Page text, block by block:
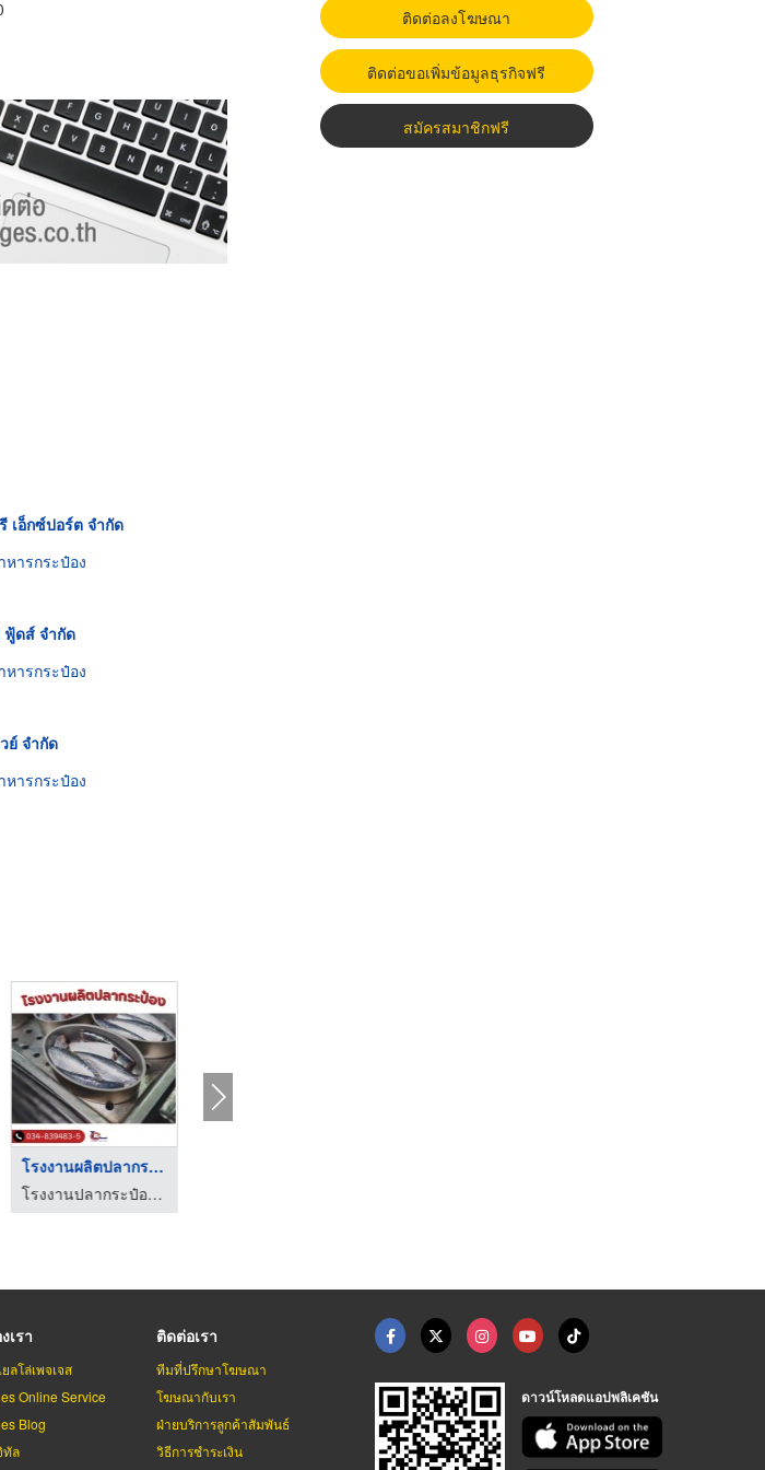
เอ็กซ์ปอร์ต จำกัด
หารกระป๋อง
ฟู้ดส์ จำกัด
หารกระป๋อง
ย์ จำกัด
หารกระป๋อง
โรงงานผลิตปลากระป๋อง
โรงงานปลากระป๋อง - ลักกี้แคนเนอรี่
ติดต่อลงโฆษณา
ติดต่อขอเพิ่มข้อมูลธุรกิจฟรี
สมัครสมาชิกฟรี
เรา
ลโล่เพจเจส
Online Service
Blog
ทัล
ติดต่อเรา
ทีมที่ปรึกษาโฆษณา
โฆษณากับเรา
ฝ่ายบริการลูกค้าสัมพันธ์
วิธีการชำระเงิน
ดาวน์โหลดแอปพลิเคชัน